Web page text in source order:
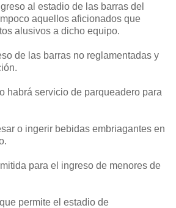
al estadio de las barras del
aquellos aficionados que
alusivos a dicho equipo.
de las barras no reglamentadas y
habrá servicio de parqueadero para
o ingerir bebidas embriagantes en
para el ingreso de menores de
permite el estadio de